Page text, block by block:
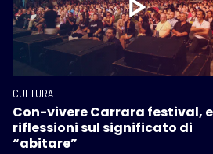
CULTURA
Con-vivere Carrara festival,
riflessioni sul significato di
“abitare”